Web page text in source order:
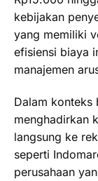
kebijakan
yang memiliki
efisiensi biaya
manajemen
Dalam konteks
menghadirkan
langsung ke
seperti
perusahaan